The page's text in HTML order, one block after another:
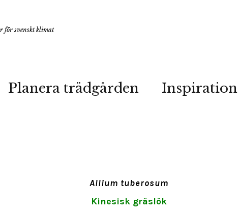
för svenskt klimat
Planera trädgården Inspiration
Allium tuberosum
Kinesisk gräslök